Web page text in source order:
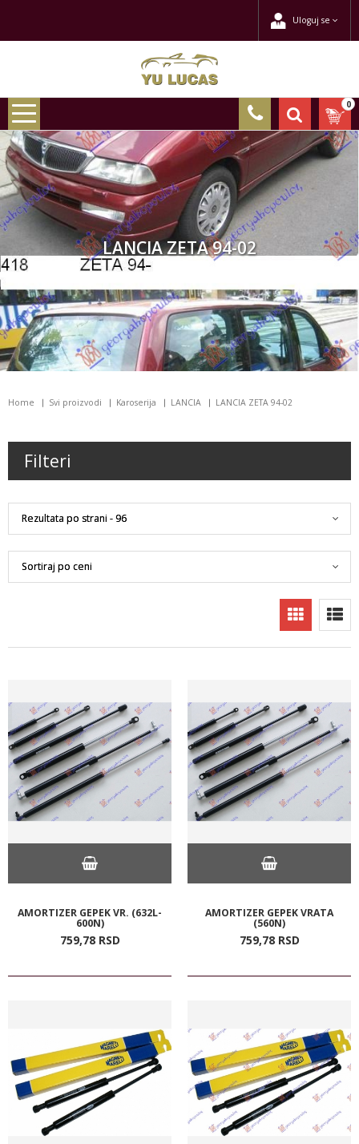
Uloguj se
0
LANCIA ZETA 94-02
Home Svi proizvodi Karoserija LANCIA LANCIA ZETA 94-02
Filteri
AMORTIZER GEPEK VR. (632L-
600N)
759,78 RSD
AMORTIZER GEPEK VRATA
(560N)
759,78 RSD